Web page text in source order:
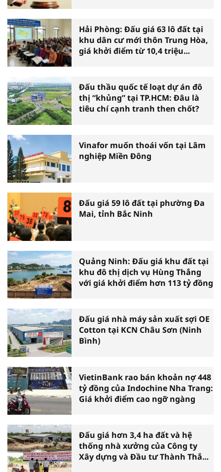
Hải Phòng: Đấu giá 63 lô đất tại
khu dân cư mới thôn Trung Hòa,
giá khởi điểm từ 10,4 triệu
Đấu thầu quốc tế loạt dự án đô
thị “khủng” tại TP.HCM: Đâu là
tiêu chí cạnh tranh then chốt?
Vinafor muốn thoái vốn tại Lâm
nghiệp Miền Đông
Đấu giá 59 lô đất tại phường Đa
Mai, tỉnh Bắc Ninh
Quảng Ninh: Đấu giá khu đất tại
khu đô thị dịch vụ Hùng Thắng
với giá khởi điểm hơn 113 tỷ đồng
Đấu giá nhà máy sản xuất sợi OE
Cotton tại KCN Châu Sơn (Ninh
Bình)
VietinBank rao bán khoản nợ 448
tỷ đồng của Indochine Nha Trang:
Giá khởi điểm cao ngỡ ngàng
Đấu giá hơn 3,4 ha đất và hệ
thống nhà xưởng của Công ty
Xây dựng và Đầu tư Thành Thắng